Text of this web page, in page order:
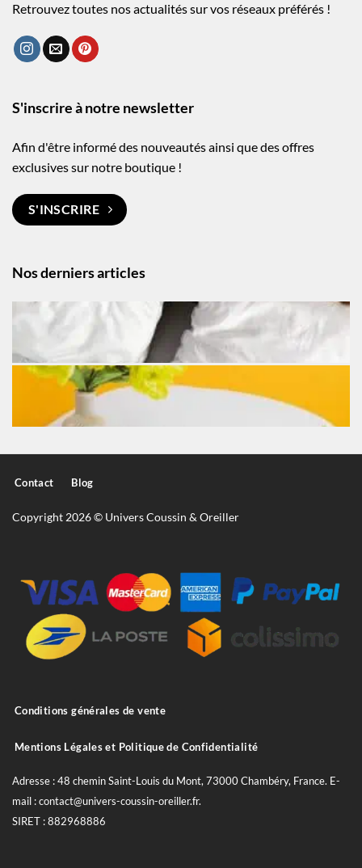
Retrouvez toutes nos actualités sur vos réseaux préférés !
Nos derniers articles
S'inscrire à notre newsletter
Afin d'être informé des nouveautés ainsi que des offres
exclusives sur notre boutique !
S'INSCRIRE
Contact Blog
Copyright 2026 © Univers Coussin & Oreiller
Conditions générales de vente
Mentions Légales et Politique de Confidentialité
Adresse : 48 chemin Saint-Louis du Mont, 73000 Chambéry, France. E-
mail : contact@univers-coussin-oreiller.fr.
SIRET : 882968886